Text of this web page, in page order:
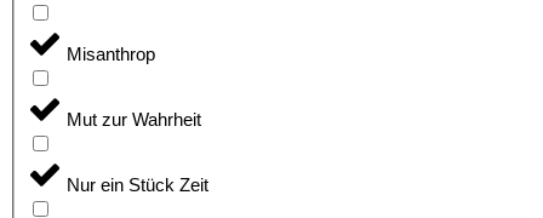
Misanthrop
Mut zur Wahrheit
Nur ein Stück Zeit